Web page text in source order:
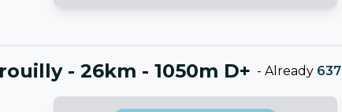
- 26km - 1050m D+ - Already 637